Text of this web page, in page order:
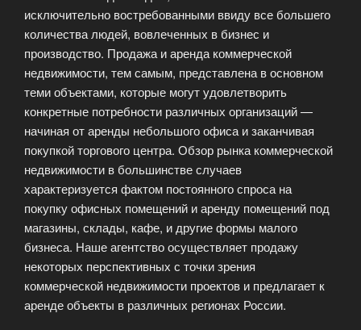
исключительно востребованными ввиду все большего
количества людей, вовлеченных в бизнес и
производство. Продажа и аренда коммерческой
недвижимости, тем самым, представлена в основном
теми объектами, которые могут удовлетворить
конкретные потребности различных организаций —
начиная от аренды небольшого офиса и заканчивая
покупкой торгового центра. Обзор рынка коммерческой
недвижимости в большинстве случаев
характеризуется фактом постоянного спроса на
покупку офисных помещений и аренду помещений под
магазины, склады, кафе, и другие формы малого
бизнеса. Наше агентство осуществляет продажу
некоторых перспективных с точки зрения
коммерческой недвижимости проектов и предлагает к
аренде объекты в различных регионах России.